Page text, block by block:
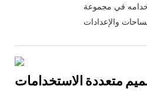
في مجموعة
متعددة الاستخدامات